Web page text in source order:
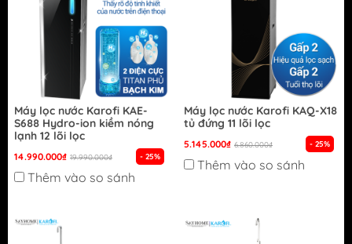
Máy lọc nước Karofi KAE-
S688 Hydro-ion kiềm nóng
lạnh 12 lõi lọc
14.990.000₫ 19.990.000₫ - 25%
Thêm vào so sánh
Máy lọc nước Karofi KAQ-X18
tủ đứng 11 lõi lọc
5.145.000₫ 6.860.000₫ - 25%
Thêm vào so sánh